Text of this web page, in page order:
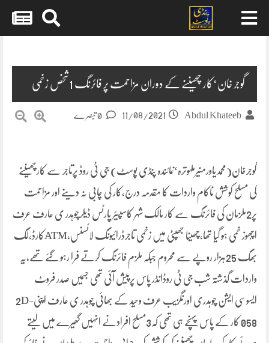
گوجر خان‘کار چھیننے کے دوران مزاحمت پر فائرنگ 1شخص زخمی
Abdul Khateeb
11/08/2021
گوجرخان(محمدیاورمنیرملہوترہ‘نمائندہ پنڈی پوسٹ) جی ٹی روڈ پرتاجر سے کارچھیننے
کی مسلح کوشش ناکام واردات کا مقدمہ درج،کار کی چابی نہ دینے اور مزاحمت
پر2ملزمان کی فائرنگ سے کار مالک شہر کاسپیئر پارٹس ڈیلرچوہدر ی عارف عرف
اچُھوز خمی ہو گیا تھا،چھینا جھپٹی میں زخمی تاجرڈرائیونگ لائسنس،ATMکارڈ،لگ
بھگ 25ہزار روپے سے محروم جبکہ ملزم فائرنگ کرتے فرا رہو گئے تھے،یہ
واردات گذشتہ شب جی ٹی روڈانڈر پاس پرپیش آئی تھی جسمیں صدر فروٹ
ایسوسی ایشن چوہدری اورنگزیب عرف وحید کے بھائی چوہدر ی عارف اپنی2D-
058 کار کے پاس پہنچے ہی تھی کہ3مسلح افرادنے انہیں گھیرے میں لیتے